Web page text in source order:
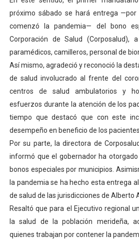
El Lactario del Iahula celebra la
Plan Vacacional "Venezuela
Inicia el plan vacacional
próximo sábado se hará entrega
comenzó la pandemia— del bono
Corporación de Salud (Corposalud),
paramédicos, camilleros, personal de
Así mismo, agradeció y reconoció la
de salud involucrado al frente del
centros de salud ambulatorios y
esfuerzos durante la atención de los
tiempo que destacó que con este
desempeño en beneficio de los
Por su parte, la directora de
informó que el gobernador ha
bonos especiales por municipios.
la pandemia se ha hecho esta entrega
de salud de las jurisdicciones de Alberto
Resaltó que para el Ejecutivo regional
la salud de la población merideña,
quienes trabajan por contener la